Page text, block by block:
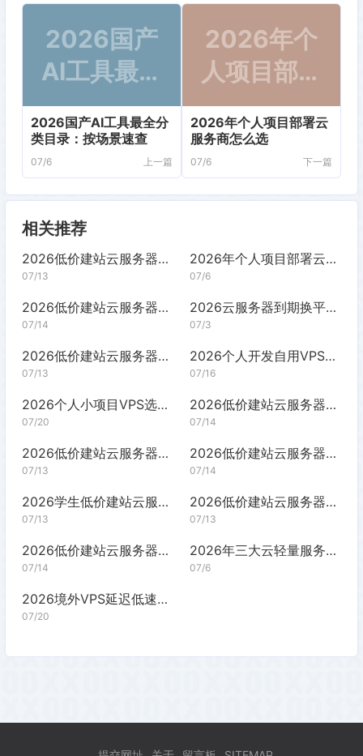
2026国产
AI工具最全
分类目录：
按场景速查
2026国产AI工具最全分
类目录：按场景速查
07/6 上一篇
2026年个
人项目部署
云服务商怎
么选
2026年个人项目部署云
服务商怎么选
07/6 下一篇
相关推荐
2026低价建站云服务器推荐：百元预算怎么选
07/13
2026年个人项目部署云服务商怎么选
07/6
2026低价建站云服务器推荐：月费百元内方案
07/14
2026云服务器到期换平台优惠力度对比
07/3
2026低价建站云服务器推荐：百元方案对比
07/13
2026个人开发自用VPS稳定选购指南
07/16
2026个人小项目VPS选购完整指南
07/20
2026低价建站云服务器推荐：百元预算怎么选
07/14
2026低价建站云服务器推荐：百元搭建博客
07/13
2026低价建站云服务器推荐：百元预算选购指南
07/14
2026学生低价建站云服务器推荐指南
07/13
2026低价建站云服务器推荐：百元内怎么选
07/13
2026低价建站云服务器推荐：百元预算怎么选
07/14
2026年三大云轻量服务器建站选购指南
07/6
2026境外VPS延迟低速度快选购指南
07/20